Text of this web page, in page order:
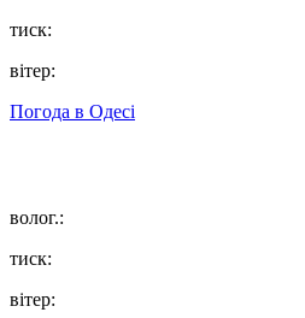
тиск:
вітер:
Погода в Одесі
волог.:
тиск:
вітер: